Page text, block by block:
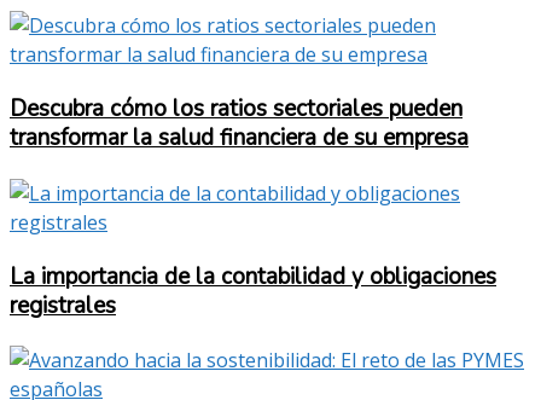
Descubra cómo los ratios sectoriales pueden
transformar la salud financiera de su empresa
La importancia de la contabilidad y obligaciones
registrales